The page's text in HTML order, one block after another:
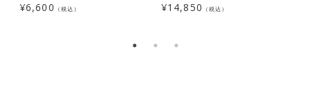
¥6,600 （税込）
¥14,850 （税込）